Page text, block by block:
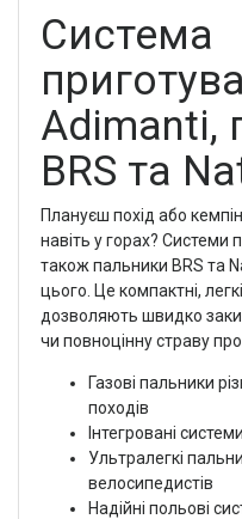
Система
Adimanti,
BRS та
Плануєш похід або
навіть у горах? Системи
також пальники BRS та
цього. Це компактні,
дозволяють швидко
чи повноцінну страву
Газові пальники
походів
Інтегровані
Ультралегкі
велосипедистів
Надійні польові